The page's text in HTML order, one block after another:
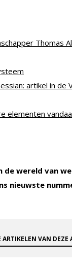
Thomas
artikel in
elementen
de wereld van
nieuwste
ARTIKELEN VAN DEZE